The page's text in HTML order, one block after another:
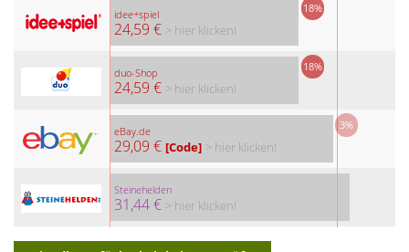
idee+spiel
24,59 €
18%
> hier klicken!
duo-Shop
24,59 €
18%
> hier klicken!
eBay.de
29,09 € [Code]
3%
> hier klicken!
Steinehelden
31,44 € > hier klicken!